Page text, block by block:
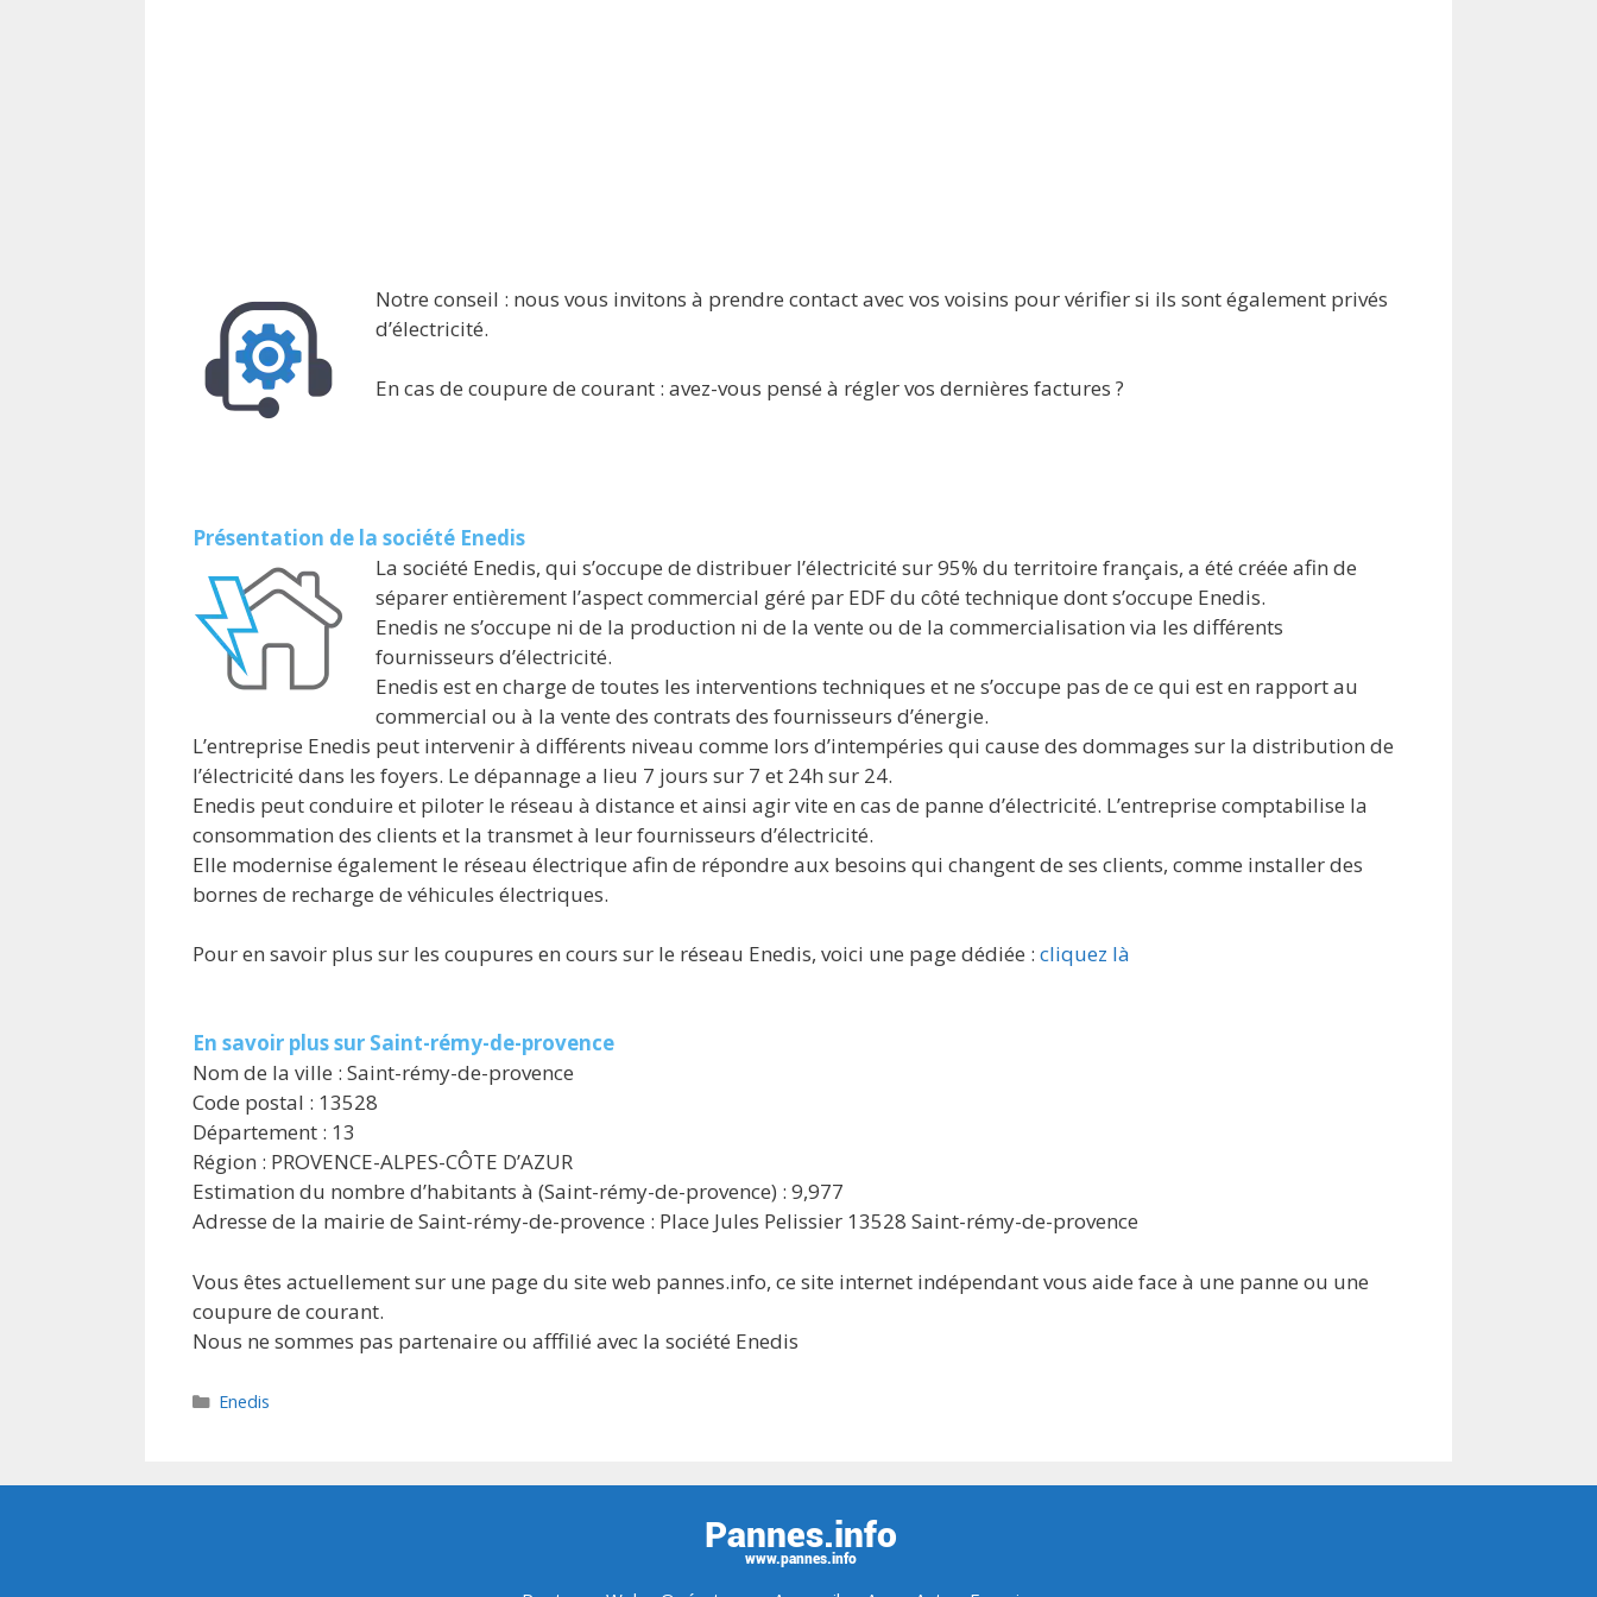
Notre conseil : nous vous invitons à prendre contact avec vos voisins pour vérifier si ils sont également privés
d’électricité.
En cas de coupure de courant : avez-vous pensé à régler vos dernières factures ?
Présentation de la société Enedis
La société Enedis, qui s’occupe de distribuer l’électricité sur 95% du territoire français, a été créée afin de
séparer entièrement l’aspect commercial géré par EDF du côté technique dont s’occupe Enedis.
Enedis ne s’occupe ni de la production ni de la vente ou de la commercialisation via les différents
fournisseurs d’électricité.
Enedis est en charge de toutes les interventions techniques et ne s’occupe pas de ce qui est en rapport au
commercial ou à la vente des contrats des fournisseurs d’énergie.
L’entreprise Enedis peut intervenir à différents niveau comme lors d’intempéries qui cause des dommages sur la distribution de
l’électricité dans les foyers. Le dépannage a lieu 7 jours sur 7 et 24h sur 24.
Enedis peut conduire et piloter le réseau à distance et ainsi agir vite en cas de panne d’électricité. L’entreprise comptabilise la
consommation des clients et la transmet à leur fournisseurs d’électricité.
Elle modernise également le réseau électrique afin de répondre aux besoins qui changent de ses clients, comme installer des
bornes de recharge de véhicules électriques.
Pour en savoir plus sur les coupures en cours sur le réseau Enedis, voici une page dédiée : cliquez là
En savoir plus sur Saint-rémy-de-provence
Nom de la ville : Saint-rémy-de-provence
Code postal : 13528
Département : 13
Région : PROVENCE-ALPES-CÔTE D’AZUR
Estimation du nombre d’habitants à (Saint-rémy-de-provence) : 9,977
Adresse de la mairie de Saint-rémy-de-provence : Place Jules Pelissier 13528 Saint-rémy-de-provence
Vous êtes actuellement sur une page du site web pannes.info, ce site internet indépendant vous aide face à une panne ou une
coupure de courant.
Nous ne sommes pas partenaire ou afffilié avec la société Enedis
Catégories
Enedis